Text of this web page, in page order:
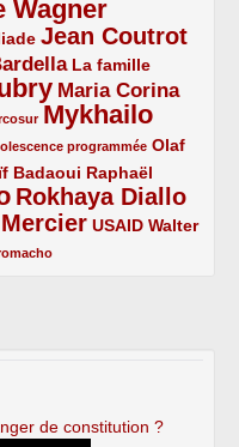
Wagner
Jean Coutrot
La famille
Maria Corina
Mykhailo
programmée Olaf
Badaoui Raphaël
Rokhaya Diallo
USAID Walter
de constitution ?